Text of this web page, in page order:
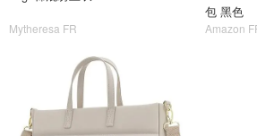
Mytheresa FR
包 黑色
Amazon